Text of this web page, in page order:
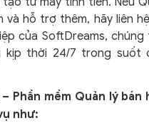
và hỗ trợ thêm, hãy liên
của SoftDreams,
kịp thời 24/7 trong suốt
– Phần mềm Quản lý bán
như: